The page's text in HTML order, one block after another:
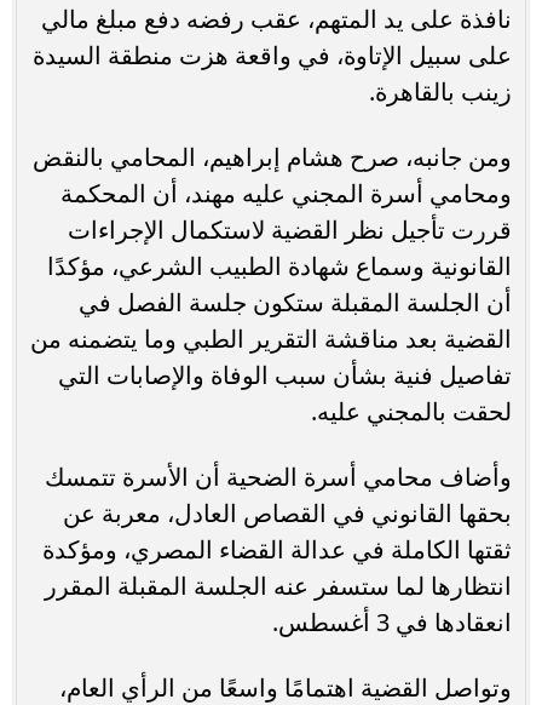
نافذة على يد المتهم، عقب رفضه دفع مبلغ مالي
على سبيل الإتاوة، في واقعة هزت منطقة السيدة
زينب بالقاهرة.
ومن جانبه، صرح هشام إبراهيم، المحامي بالنقض
ومحامي أسرة المجني عليه مهند، أن المحكمة
قررت تأجيل نظر القضية لاستكمال الإجراءات
القانونية وسماع شهادة الطبيب الشرعي، مؤكدًا
أن الجلسة المقبلة ستكون جلسة الفصل في
القضية بعد مناقشة التقرير الطبي وما يتضمنه من
تفاصيل فنية بشأن سبب الوفاة والإصابات التي
لحقت بالمجني عليه.
وأضاف محامي أسرة الضحية أن الأسرة تتمسك
بحقها القانوني في القصاص العادل، معربة عن
ثقتها الكاملة في عدالة القضاء المصري، ومؤكدة
انتظارها لما ستسفر عنه الجلسة المقبلة المقرر
انعقادها في 3 أغسطس.
وتواصل القضية اهتمامًا واسعًا من الرأي العام،